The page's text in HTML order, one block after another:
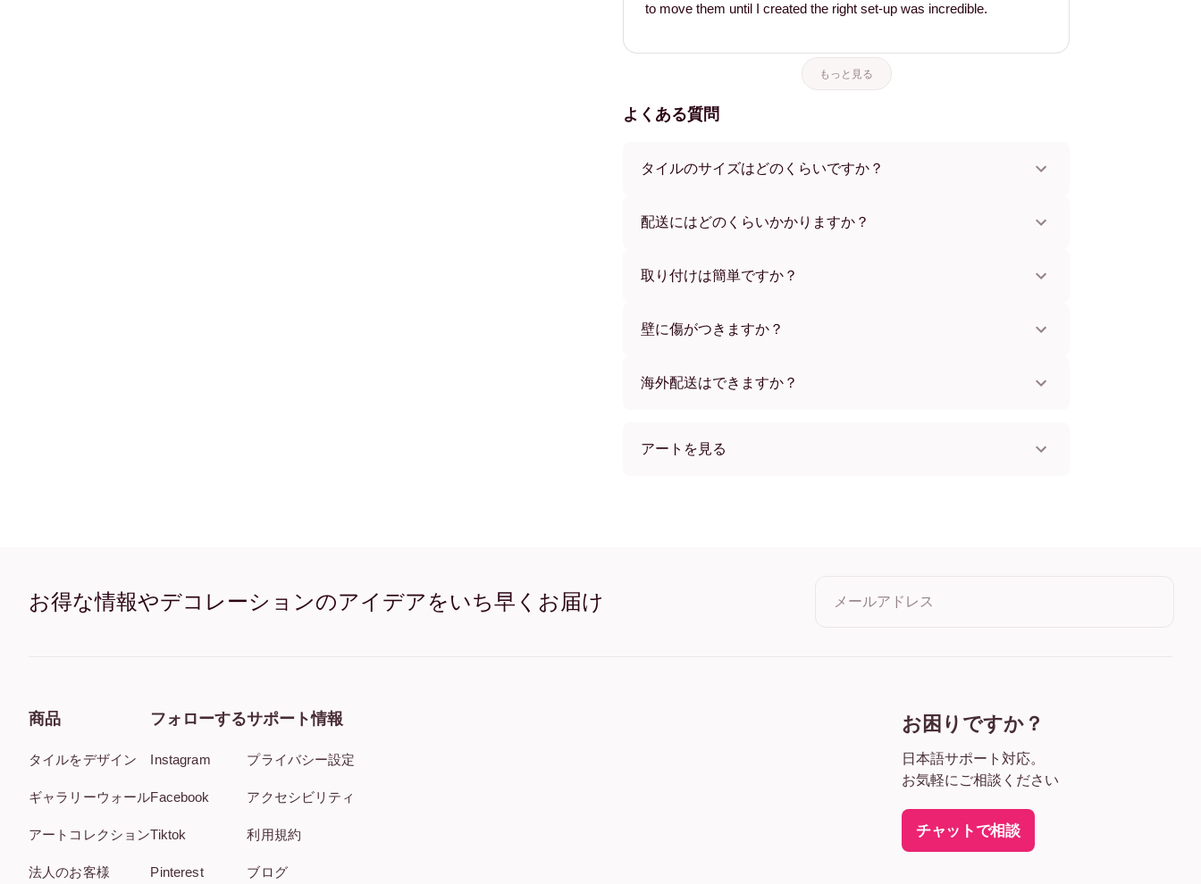
to move them until I created the right set-up was incredible.
もっと見る
よくある質問
タイルのサイズはどのくらいですか？
ーからお選びいただけます。
配送にはどのくらいかかりますか？
す。ご注文後、追跡番号をお知らせします。
取り付けは簡単ですか？
め、賃貸のお部屋でも安心してお使いいただけます。
壁に傷がつきますか？
海外配送はできますか？
アートを見る
Claude Monet- The Seine at Giverny キャンバス
お得な情報やデコレーションのアイデアをいち早くお届け メールアドレス
商品
タイルをデザイン
ギャラリーウォール
アートコレクション
法人のお客様
フォローする
Instagram
Facebook
Tiktok
Pinterest
サポート情報
プライバシー設定
アクセシビリティ
利用規約
ブログ
お困りですか？
日本語サポート対応。
お気軽にご相談ください
チャットで相談